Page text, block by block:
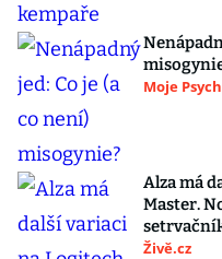
Moje
Alza má
Master.
Živě.cz